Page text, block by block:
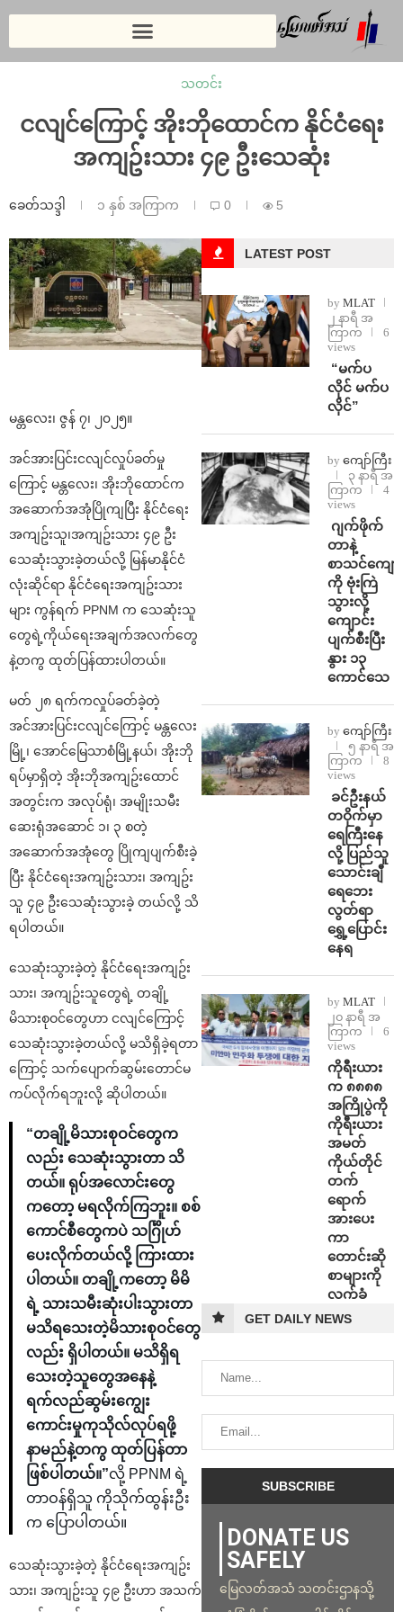
သတင်း
ငလျင်ကြောင့် အိုးဘိုထောင်က နိုင်ငံရေး
အကျဥ်းသား ၄၉ ဦးသေဆုံး
ခေတ်သဒ္ဒါ ၁ နှစ် အကြာက 0 5
မန္တလေး၊ ဇွန် ၇၊ ၂၀၂၅။
အင်အားပြင်းငလျင်လှုပ်ခတ်မှု
ကြောင့် မန္တလေး၊ အိုးဘိုထောင်က
အဆောက်အအုံပြိုကျပြီး နိုင်ငံရေး
အကျဥ်းသူ၊အကျဥ်းသား ၄၉ ဦး
သေဆုံးသွားခဲ့တယ်လို့ မြန်မာနိုင်ငံ
လုံးဆိုင်ရာ နိုင်ငံရေးအကျဥ်းသား
များ ကွန်ရက် PPNM က သေဆုံးသူ
တွေရဲ့ကိုယ်ရေးအချက်အလက်တွေ
နဲ့တကွ ထုတ်ပြန်ထားပါတယ်။
မတ် ၂၈ ရက်ကလှုပ်ခတ်ခဲ့တဲ့
အင်အားပြင်းငလျင်ကြောင့် မန္တလေး
မြို့၊ အောင်မြေသာစံမြို့နယ်၊ အိုးဘို
ရပ်မှာရှိတဲ့ အိုးဘိုအကျဥ်းထောင်
အတွင်းက အလုပ်ရုံ၊ အမျိုးသမီး
ဆေးရုံအဆောင် ၁၊ ၃ စတဲ့
အဆောက်အအုံတွေ ပြိုကျပျက်စီးခဲ့
ပြီး နိုင်ငံရေးအကျဥ်းသား၊ အကျဥ်း
သူ ၄၉ ဦးသေဆုံးသွားခဲ့ တယ်လို့ သိ
ရပါတယ်။
သေဆုံးသွားခဲ့တဲ့ နိုင်ငံရေးအကျဥ်း
သား၊ အကျဥ်းသူတွေရဲ့ တချို့
မိသားစုဝင်တွေဟာ ငလျင်ကြောင့်
သေဆုံးသွားခဲ့တယ်လို့ မသိရှိခဲ့ရတာ
ကြောင့် သက်ပျောက်ဆွမ်းတောင်မ
ကပ်လိုက်ရဘူးလို့ ဆိုပါတယ်။
“တချို့မိသားစုဝင်တွေက
လည်း သေဆုံးသွားတာ သိ
တယ်။ ရုပ်အလောင်းတွေ
ကတော့ မရလိုက်ကြဘူး။ စစ်
ကောင်စီတွေကပဲ သင်္ဂြိုဟ်
ပေးလိုက်တယ်လို့ ကြားထား
ပါတယ်။ တချို့ကတော့ မိမိ
ရဲ့ သားသမီးဆုံးပါးသွားတာ
မသိရသေးတဲ့မိသားစုဝင်တွေ
လည်း ရှိပါတယ်။ မသိရှိရ
သေးတဲ့သူတွေအနေနဲ့
ရက်လည်ဆွမ်းကျွေး
ကောင်းမှုကုသိုလ်လုပ်ရဖို့
နာမည်နဲ့တကွ ထုတ်ပြန်တာ
ဖြစ်ပါတယ်။”လို့ PPNM ရဲ့
တာဝန်ရှိသူ ကိုသိုက်ထွန်းဦး
က ပြောပါတယ်။
သေဆုံးသွားခဲ့တဲ့ နိုင်ငံရေးအကျဥ်း
သား၊ အကျဥ်းသူ ၄၉ ဦးဟာ အသက်
LATEST POST
by MLAT
၂ နာရီ အ
ကြာက
6
views
⁨ ⁨“မက်ပ
လိုင် မက်ပ
လိုင်”
by ကျော်ကြီး
၃ နာရီ အ
ကြာက
4
views
⁨⁩ ⁨ဂျက်ဖိုက်
တာနဲ့
စာသင်ကျော
ကို ဗုံးကြဲ
သွားလို့
ကျောင်း
ပျက်စီးပြီး
နွား ၁၃
ကောင်သေ
by ကျော်ကြီး
၅ နာရီ အ
ကြာက
8
views
⁩ ⁨ခင်ဦးနယ်
တဝိုက်မှာ
ရေကြီးနေ
လို့ ပြည်သူ
သောင်းချီ
ရေဘေး
လွတ်ရာ
ရွှေ့ပြောင်း
နေရ
by MLAT
၂၀ နာရီ အ
ကြာက
6
views
ကိုရီးယား
က ၈၈၈၈
အကြိုပွဲကို
ကိုရီးယား
အမတ်
ကိုယ်တိုင်
တက်
ရောက်
အားပေး
ကာ
တောင်းဆို
စာများကို
လက်ခံ
GET DAILY NEWS
DONATE US
SAFELY
မြေလတ်အသံ သတင်းဌာနသို့